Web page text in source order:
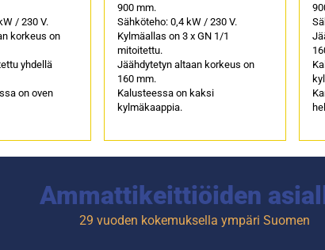
/ 230 V.
korkeus on
yhdellä
on oven
900 mm.
Sähköteho: 0,4 kW / 230 V.
Kylmäallas on 3 x GN 1/1
mitoitettu.
Jäähdytetyn altaan korkeus on
160 mm.
Kalusteessa on kaksi
kylmäkaappia.
Ammattikeittiöiden
29 vuoden kokemuksella ympäri Suomen